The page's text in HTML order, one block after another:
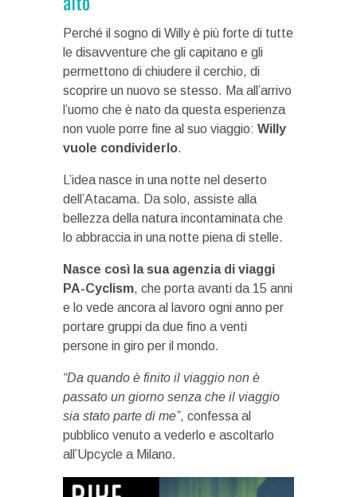
Perché il sogno di Willy è più forte di tutte
le disavventure che gli capitano e gli
permettono di chiudere il cerchio, di
scoprire un nuovo se stesso. Ma all’arrivo
l’uomo che è nato da questa esperienza
non vuole porre fine al suo viaggio: Willy
vuole condividerlo.
L’idea nasce in una notte nel deserto
dell’Atacama. Da solo, assiste alla
bellezza della natura incontaminata che
lo abbraccia in una notte piena di stelle.
Nasce così la sua agenzia di viaggi
PA-Cyclism, che porta avanti da 15 anni
e lo vede ancora al lavoro ogni anno per
portare gruppi da due fino a venti
persone in giro per il mondo.
“Da quando è finito il viaggio non è
passato un giorno senza che il viaggio
sia stato parte di me”, confessa al
pubblico venuto a vederlo e ascoltarlo
all’Upcycle a Milano.